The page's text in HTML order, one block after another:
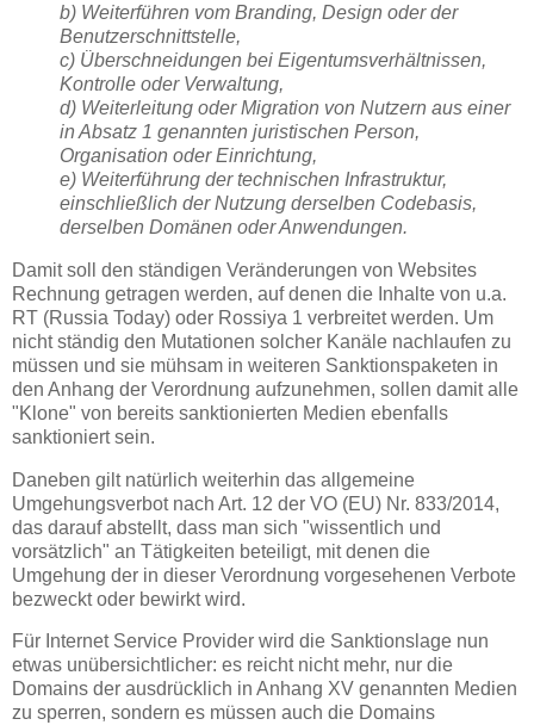
b) Weiterführen vom Branding, Design oder der
Benutzerschnittstelle,
c) Überschneidungen bei Eigentumsverhältnissen,
Kontrolle oder Verwaltung,
d) Weiterleitung oder Migration von Nutzern aus einer
in Absatz 1 genannten juristischen Person,
Organisation oder Einrichtung,
e) Weiterführung der technischen Infrastruktur,
einschließlich der Nutzung derselben Codebasis,
derselben Domänen oder Anwendungen.
Damit soll den ständigen Veränderungen von Websites
Rechnung getragen werden, auf denen die Inhalte von u.a.
RT (Russia Today) oder Rossiya 1 verbreitet werden. Um
nicht ständig den Mutationen solcher Kanäle nachlaufen zu
müssen und sie mühsam in weiteren Sanktionspaketen in
den Anhang der Verordnung aufzunehmen, sollen damit alle
"Klone" von bereits sanktionierten Medien ebenfalls
sanktioniert sein.
Daneben gilt natürlich weiterhin das allgemeine
Umgehungsverbot nach Art. 12 der VO (EU) Nr. 833/2014,
das darauf abstellt, dass man sich "wissentlich und
vorsätzlich" an Tätigkeiten beteiligt, mit denen die
Umgehung der in dieser Verordnung vorgesehenen Verbote
bezweckt oder bewirkt wird.
Für Internet Service Provider wird die Sanktionslage nun
etwas unübersichtlicher: es reicht nicht mehr, nur die
Domains der ausdrücklich in Anhang XV genannten Medien
zu sperren, sondern es müssen auch die Domains